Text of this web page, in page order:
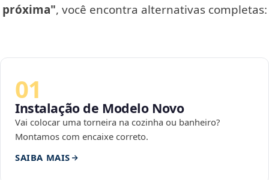
próxima", você encontra alternativas completas:
01
Instalação de Modelo Novo
Vai colocar uma torneira na cozinha ou banheiro?
Montamos com encaixe correto.
SAIBA MAIS